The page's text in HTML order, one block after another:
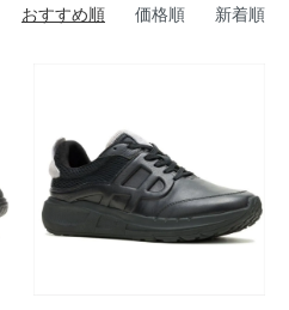
おすすめ順 価格順 新着順